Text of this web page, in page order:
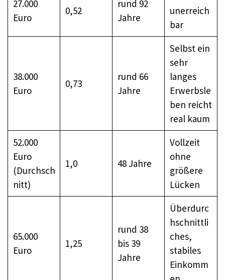
27.000
Euro
0,52
rund 92
Jahre
unerreich
bar
38.000
Euro
0,73
rund 66
Jahre
Selbst ein
sehr
langes
Erwerbsle
ben reicht
real kaum
52.000
Euro
(Durchsch
nitt)
1,0 48 Jahre
Vollzeit
ohne
größere
Lücken
65.000
Euro
1,25
rund 38
bis 39
Jahre
Überdurc
hschnittli
ches,
stabiles
Einkomm